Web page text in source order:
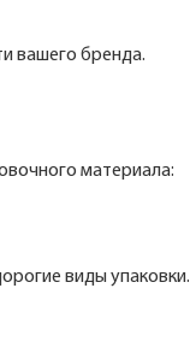
вашего бренда.
материала:
виды упаковки.